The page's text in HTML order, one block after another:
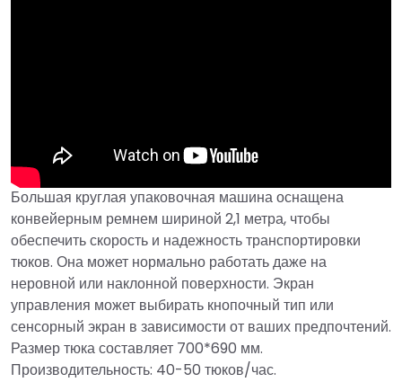
Большая круглая упаковочная машина оснащена
конвейерным ремнем шириной 2,1 метра, чтобы
обеспечить скорость и надежность транспортировки
тюков. Она может нормально работать даже на
неровной или наклонной поверхности. Экран
управления может выбирать кнопочный тип или
сенсорный экран в зависимости от ваших предпочтений.
Размер тюка составляет 700*690 мм.
Производительность: 40-50 тюков/час.